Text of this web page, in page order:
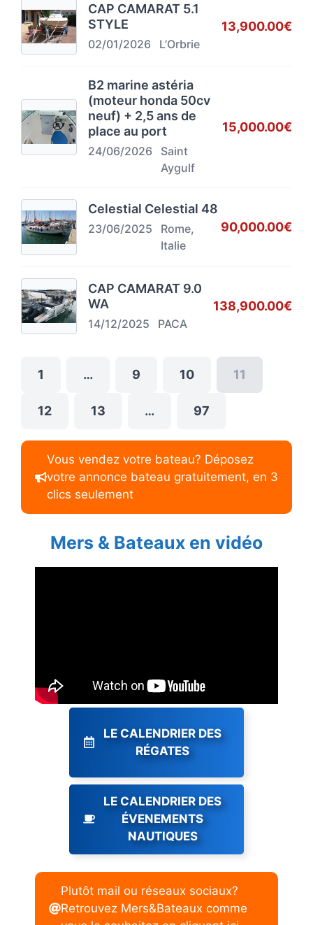
CAP CAMARAT 5.1
STYLE
02/01/2026 L’Orbrie
13,900.00€
B2 marine astéria
(moteur honda 50cv
neuf) + 2,5 ans de
place au port
24/06/2026
Saint
Aygulf
15,000.00€
Celestial Celestial 48
23/06/2025
Rome,
Italie
90,000.00€
CAP CAMARAT 9.0
WA
14/12/2025 PACA
138,900.00€
1 … 9 10 11
12 13 … 97
Vous vendez votre bateau? Déposez
votre annonce bateau gratuitement, en 3
clics seulement
Mers & Bateaux en vidéo
LE CALENDRIER DES
RÉGATES
LE CALENDRIER DES
ÉVENEMENTS
NAUTIQUES
Plutôt mail ou réseaux sociaux?
Retrouvez Mers&Bateaux comme